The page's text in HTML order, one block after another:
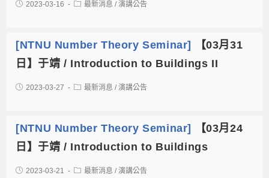
2023-03-16 最新消息 / 演講公告
[NTNU Number Theory Seminar]
【03月31
日】于靖 / Introduction to Buildings II
2023-03-27 最新消息 / 演講公告
[NTNU Number Theory Seminar]
【03月24
日】于靖 / Introduction to Buildings
2023-03-21 最新消息 / 演講公告